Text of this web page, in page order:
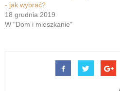
- jak wybrać?
18 grudnia 2019
W "Dom i mieszkanie"